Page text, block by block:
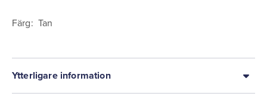
Färg: Tan
Ytterligare information